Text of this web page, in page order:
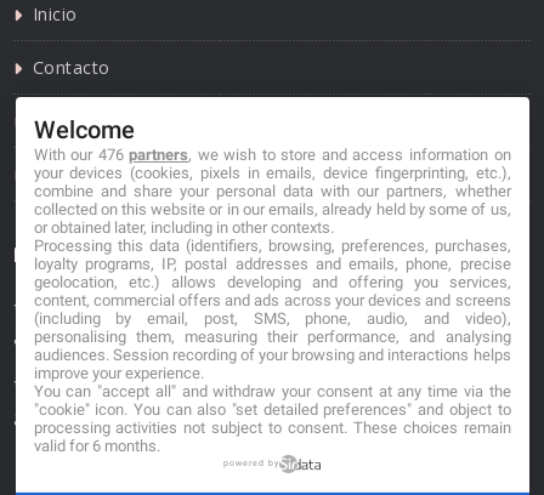
Inicio
Contacto
Política de privacidad
Política de cookies
Información de contacto
*No se garantiza que los datos mostrados estén
actualizados.
** Los precios mostrados son estimaciones y no se
garantiza su veracidad.
Welcome
With our 476partners, we wish to store and access information on
your devices (cookies, pixels in emails, device fingerprinting, etc.),
combine and share your personal data with our partners, whether
collected on this website or in our emails, already held by some of us,
or obtained later, including in other contexts.
Processing this data (identifiers, browsing, preferences, purchases,
loyalty programs, IP, postal addresses and emails, phone, precise
geolocation, etc.) allows developing and offering you services,
content, commercial offers and ads across your devices and screens
(including by email, post, SMS, phone, audio, and video),
personalising them, measuring their performance, and analysing
audiences. Session recording of your browsing and interactions helps
improve your experience.
You can "accept all" and withdraw your consent at any time via the
"cookie" icon. You can also "set detailed preferences" and object to
processing activities not subject to consent. These choices remain
valid for 6 months.
powered by